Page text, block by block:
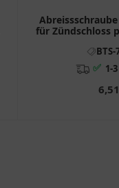
für Zündschloss
BTS-
✅ 1-